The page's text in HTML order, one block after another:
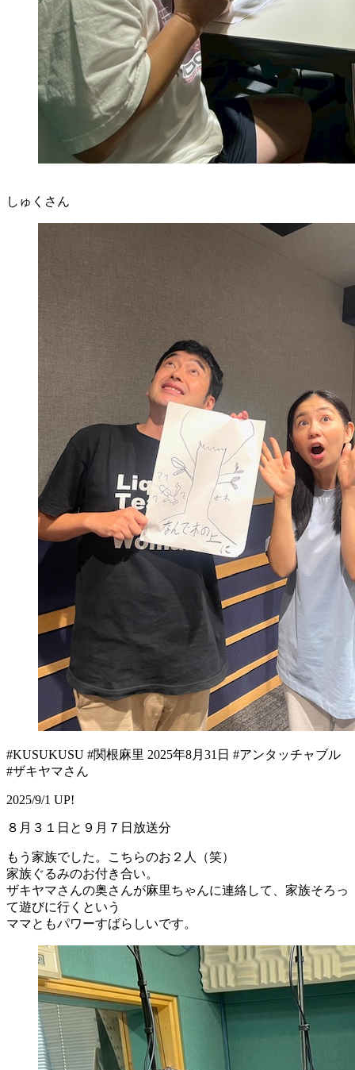
しゅくさん
#KUSUKUSU #関根麻里 2025年8月31日 #アンタッチャブル
#ザキヤマさん
2025/9/1 UP!
８月３１日と９月７日放送分
もう家族でした。こちらのお２人（笑）
家族ぐるみのお付き合い。
ザキヤマさんの奥さんが麻里ちゃんに連絡して、家族そろっ
て遊びに行くという
ママともパワーすばらしいです。